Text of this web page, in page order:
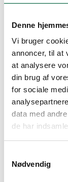
Denne
Vi bruger
annoncer, til at
at analysere
din brug af
for sociale
data med
de har
Nødvendig
ca.
Denne udregning er
ca.
kr.
Denne udregning er
Din boligstøtte
ca.
kr.
Denne udregning er
Fejl
Hov, det ser ud til
udfyldt alt korrekt